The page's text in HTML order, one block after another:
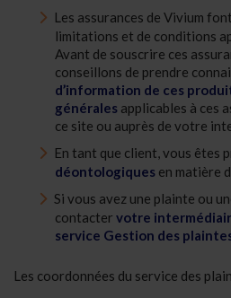
Les assurances de Vivium
limitations et de conditions
Avant de souscrire ces
conseillons de prendre
d’information de ces
générales applicables à ces
ce site ou auprès de votre
En tant que client, vous êtes
déontologiques en matière
Si vous avez une plainte ou
contacter votre
service Gestion des
Les coordonnées du service des